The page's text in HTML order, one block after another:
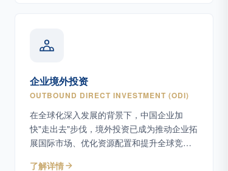
企业境外投资
OUTBOUND DIRECT INVESTMENT (ODI)
在全球化深入发展的背景下，中国企业加
快"走出去"步伐，境外投资已成为推动企业拓
展国际市场、优化资源配置和提升全球竞争
了解详情